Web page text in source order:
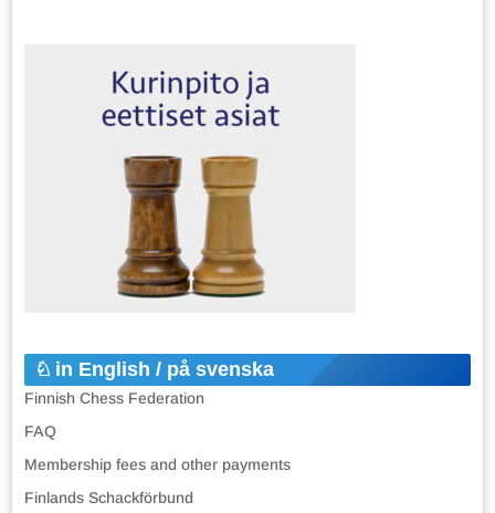
in English / på svenska
Finnish Chess Federation
FAQ
Membership fees and other payments
Finlands Schackförbund